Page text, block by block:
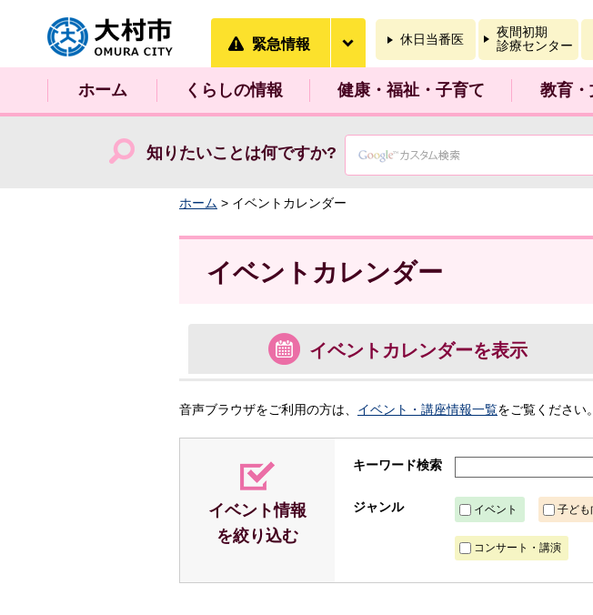
大村市
緊急情報 休日当番医
夜間初期
診療センター
ホーム くらしの情報 健康・福祉・子育て 教育
知りたいことは何ですか?
ホーム > イベントカレンダー
イベントカレンダー
イベント カレンダーを表示
音声ブラウザをご利用の方は、 イベント・講座情報一覧をご覧ください。
イベント情報
を絞り込む
キーワード検索
ジャンル イベント 子ども
コンサート・講演